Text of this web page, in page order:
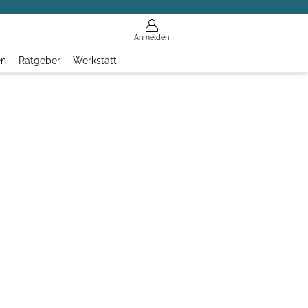
Anmelden
Ratgeber Werkstatt